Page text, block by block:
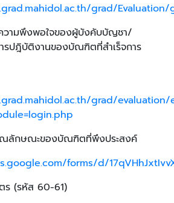
grad/
วามพึงพอใจของผู้บังคับบัญชา/
รปฎิบัติงานของบัณฑิตที่สำเร็จการ
grad/evaluation/
ณลักษณะของบัณฑิตที่พึงประสงค์
forms/d/
ร (รหัส 60-61)